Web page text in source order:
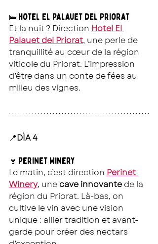
🛌 Hotel El Palauet del Priorat
Et la nuit ? Direction Hotel El
Palauet del Priorat, une perle de
tranquillité au cœur de la région
viticole du Priorat. L’impression
d’être dans un conte de fées au
milieu des vignes.
📍DÌA 4
🍷 Perinet Winery
Le matin, c’est direction Perinet
Winery, une cave innovante de la
région du Priorat. Là-bas, on
cultive le vin avec une vision
unique : allier tradition et avant-
garde pour créer des nectars